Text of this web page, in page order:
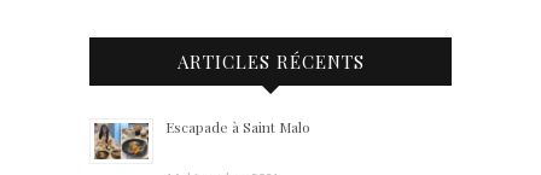
ARTICLES RÉCENTS
Escapade à Saint Malo